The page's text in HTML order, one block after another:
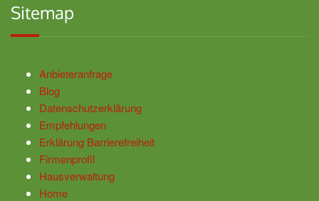
Sitemap
Anbieteranfrage
Blog
Datenschutzerklärung
Empfehlungen
Erklärung Barrierefreiheit
Firmenprofil
Hausverwaltung
Home